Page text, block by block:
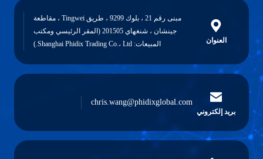
العنوان
مبنى رقم 21 ، بلوك 9299 ، طريق Tingwei ، مقاطعة
جينشان ، شنغهاي 201505 (المقر الرئيسي ومكتب
المبيعات: Shanghai Phidix Trading Co.، Ltd.)
بريد إلكتروني
chris.wang@phidixglobal.com